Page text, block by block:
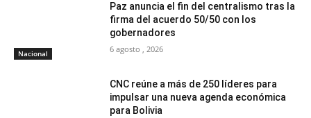
Nacional
Paz anuncia el fin del centralismo tras la
firma del acuerdo 50/50 con los
gobernadores
6 agosto , 2026
CNC reúne a más de 250 líderes para
impulsar una nueva agenda económica
para Bolivia